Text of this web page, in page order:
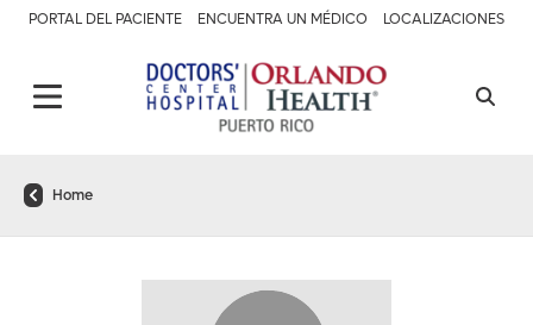
PORTAL DEL PACIENTE ENCUENTRA UN MÉDICO LOCALIZACIONES
Home